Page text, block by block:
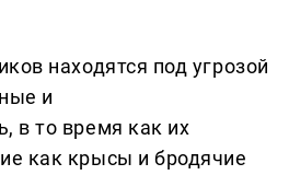
находятся под угрозой
и
в то время как их
как крысы и бродячие